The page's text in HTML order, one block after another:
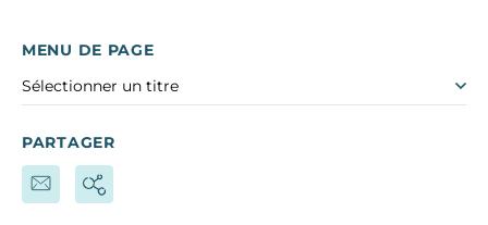
MENU DE PAGE
Sélectionner un titre
PARTAGER